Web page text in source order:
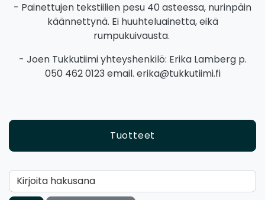
- Painettujen tekstiilien pesu 40 asteessa, nurinpäin
käännettynä. Ei huuhteluainetta, eikä
rumpukuivausta.
- Joen Tukkutiimi yhteyshenkilö: Erika Lamberg p.
050 462 0123 email. erika@tukkutiimi.fi
Tuotteet
Kirjoita hakusana